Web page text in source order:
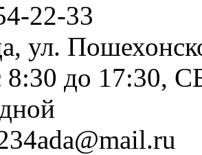
22-33
ул.
до 17:30,